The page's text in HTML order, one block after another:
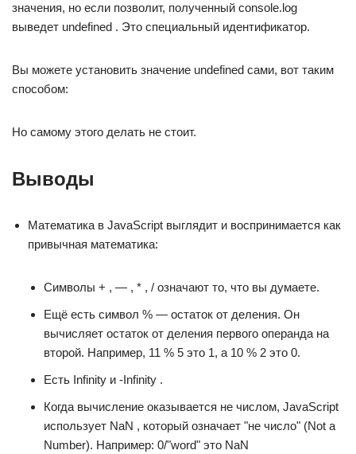
значения, но если позволит, полученный console.log
выведет undefined . Это специальный идентификатор.
Вы можете установить значение undefined сами, вот таким
способом:
Но самому этого делать не стоит.
Выводы
Математика в JavaScript выглядит и воспринимается как
привычная математика:
Символы + , — , * , / означают то, что вы думаете.
Ещё есть символ % — остаток от деления. Он
вычисляет остаток от деления первого операнда на
второй. Например, 11 % 5 это 1, а 10 % 2 это 0.
Есть Infinity и -Infinity .
Когда вычисление оказывается не числом, JavaScript
использует NaN , который означает "не число" (Not a
Number). Например: 0/"word" это NaN